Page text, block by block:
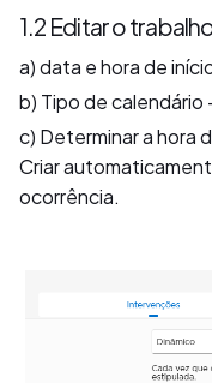
1.2 Editar o
a) data e hora de
b) Tipo de
c) Determinar a hora
Criar
ocorrência.